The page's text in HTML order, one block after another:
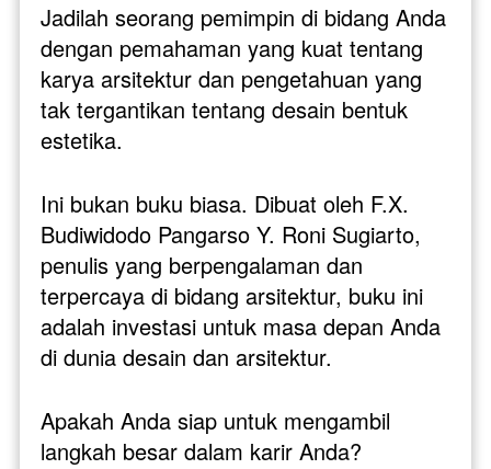
Jadilah seorang pemimpin di bidang Anda
dengan pemahaman yang kuat tentang
karya arsitektur dan pengetahuan yang
tak tergantikan tentang desain bentuk
estetika.
Ini bukan buku biasa. Dibuat oleh F.X.
Budiwidodo Pangarso Y. Roni Sugiarto,
penulis yang berpengalaman dan
terpercaya di bidang arsitektur, buku ini
adalah investasi untuk masa depan Anda
di dunia desain dan arsitektur.
Apakah Anda siap untuk mengambil
langkah besar dalam karir Anda?